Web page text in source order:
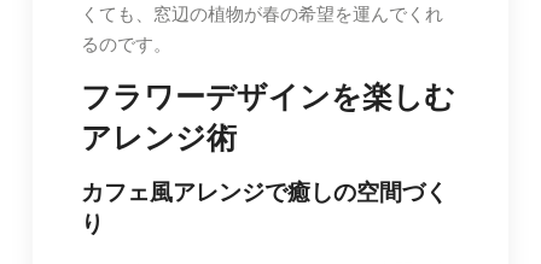
くても、窓辺の植物が春の希望を運んでくれ
るのです。
フラワーデザインを楽しむ
アレンジ術
カフェ風アレンジで癒しの空間づく
り